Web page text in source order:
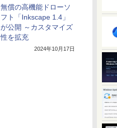
無償の高機能ドローソ
フト「Inkscape 1.4」
が公開 ～カスタマイズ
性を拡充
2024年10月17日